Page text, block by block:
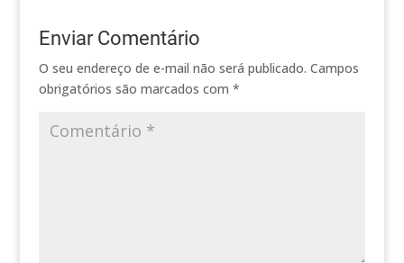
Enviar Comentário
O seu endereço de e-mail não será publicado. Campos
obrigatórios são marcados com *